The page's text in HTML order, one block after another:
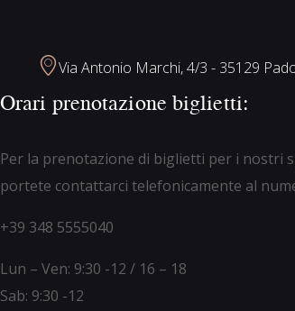
Via Antonio Marchi, 4/3 - 35129
Orari prenotazione biglietti:
Per la prenotazione di biglietti per i nostri
portete contattarci telefonicamente al
+39 348 5555040
Lun – Ven: 9:30 -12 / 16 – 18
Sab: 9:30 -12